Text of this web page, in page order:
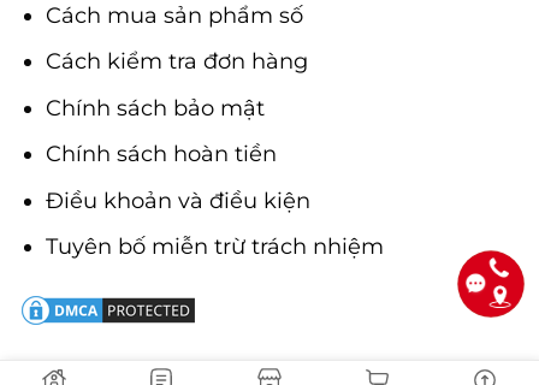
Cách mua sản phẩm số
Cách kiểm tra đơn hàng
Chính sách bảo mật
Chính sách hoàn tiền
Điều khoản và điều kiện
Tuyên bố miễn trừ trách nhiệm